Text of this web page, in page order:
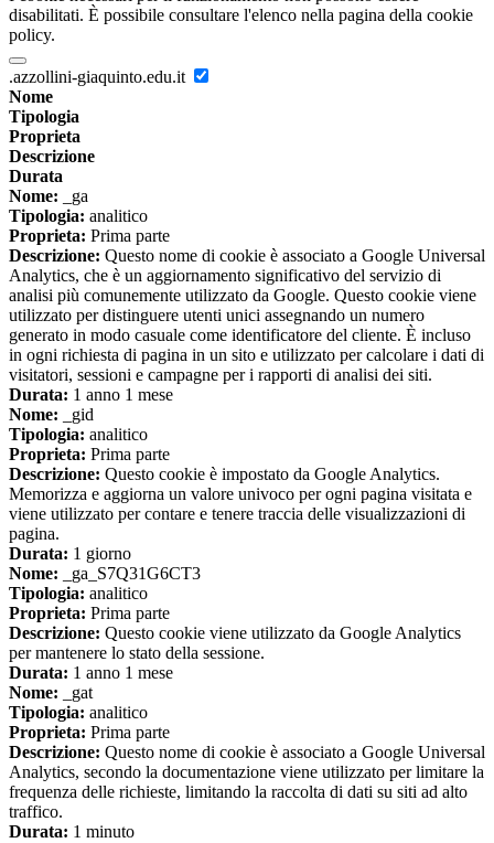
disabilitati. È possibile consultare l'elenco nella pagina della cookie
policy.
.azzollini-giaquinto.edu.it
Nome
Tipologia
Proprieta
Descrizione
Durata
Nome: _ga
Tipologia: analitico
Proprieta: Prima parte
Descrizione: Questo nome di cookie è associato a Google Universal
Analytics, che è un aggiornamento significativo del servizio di
analisi più comunemente utilizzato da Google. Questo cookie viene
utilizzato per distinguere utenti unici assegnando un numero
generato in modo casuale come identificatore del cliente. È incluso
in ogni richiesta di pagina in un sito e utilizzato per calcolare i dati di
visitatori, sessioni e campagne per i rapporti di analisi dei siti.
Durata: 1 anno 1 mese
Nome: _gid
Tipologia: analitico
Proprieta: Prima parte
Descrizione: Questo cookie è impostato da Google Analytics.
Memorizza e aggiorna un valore univoco per ogni pagina visitata e
viene utilizzato per contare e tenere traccia delle visualizzazioni di
pagina.
Durata: 1 giorno
Nome: _ga_S7Q31G6CT3
Tipologia: analitico
Proprieta: Prima parte
Descrizione: Questo cookie viene utilizzato da Google Analytics
per mantenere lo stato della sessione.
Durata: 1 anno 1 mese
Nome: _gat
Tipologia: analitico
Proprieta: Prima parte
Descrizione: Questo nome di cookie è associato a Google Universal
Analytics, secondo la documentazione viene utilizzato per limitare la
frequenza delle richieste, limitando la raccolta di dati su siti ad alto
traffico.
Durata: 1 minuto